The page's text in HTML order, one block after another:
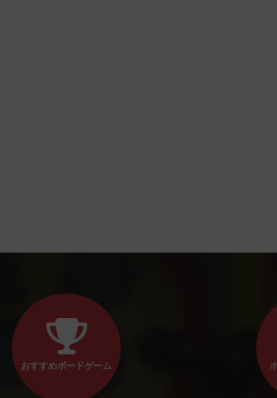
おすすめボードゲーム